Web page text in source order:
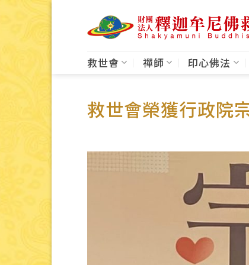
救世會 禪師 印心佛法
救世會榮獲行政院